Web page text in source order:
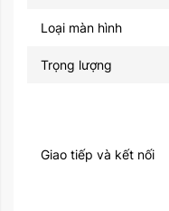
Loại màn hình
Trọng lượng
Giao tiếp và kết nối